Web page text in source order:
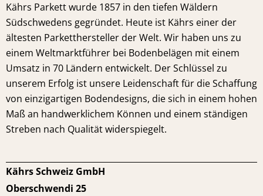
Kährs Parkett wurde 1857 in den tiefen Wäldern
Südschwedens gegründet. Heute ist Kährs einer der
ältesten Parketthersteller der Welt. Wir haben uns zu
einem Weltmarktführer bei Bodenbelägen mit einem
Umsatz in 70 Ländern entwickelt. Der Schlüssel zu
unserem Erfolg ist unsere Leidenschaft für die Schaffung
von einzigartigen Bodendesigns, die sich in einem hohen
Maß an handwerklichem Können und einem ständigen
Streben nach Qualität widerspiegelt.
Kährs Schweiz GmbH
Oberschwendi 25